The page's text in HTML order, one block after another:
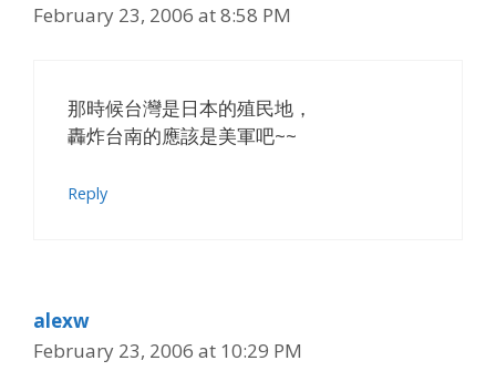
February 23, 2006 at 8:58 PM
那時候台灣是日本的殖民地，
轟炸台南的應該是美軍吧~~
Reply
alexw
February 23, 2006 at 10:29 PM